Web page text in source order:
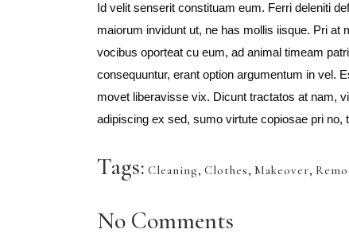
Id velit senserit constituam eum. Ferri deleniti
maiorum invidunt ut, ne has mollis iisque. Pri at
vocibus oporteat cu eum, ad animal timeam
consequuntur, erant option argumentum in vel.
movet liberavisse vix. Dicunt tractatos at nam,
adipiscing ex sed, sumo virtute copiosae pri no,
Tags: Cleaning, Clothes, Makeover,
No Comments